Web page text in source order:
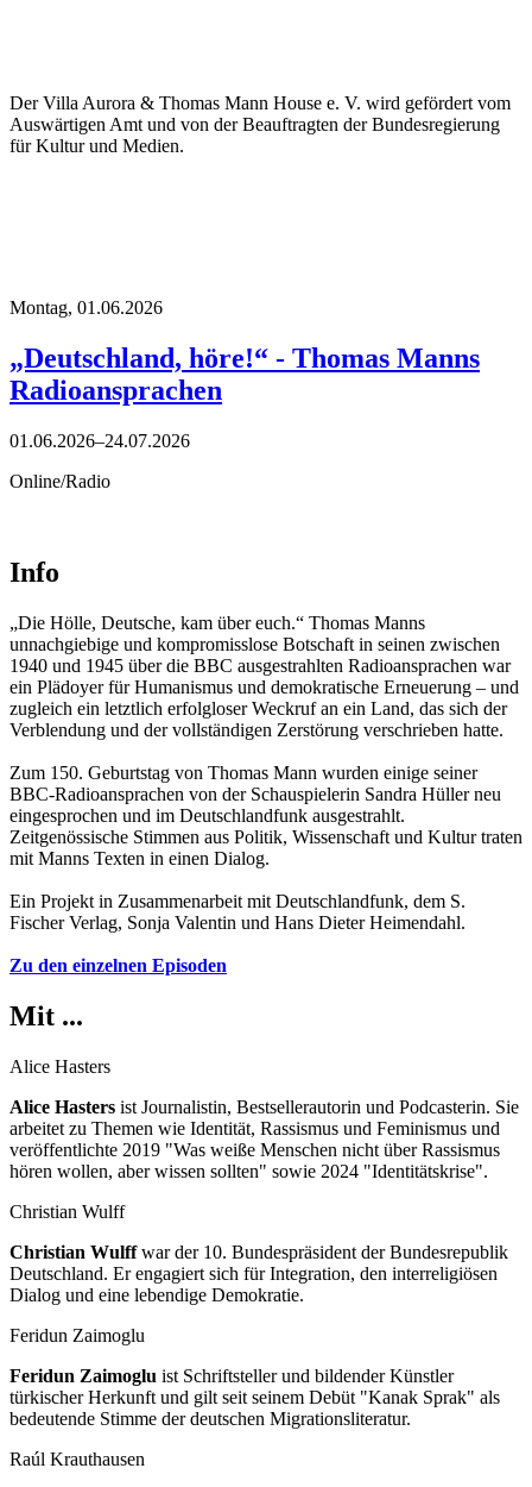
Der Villa Aurora & Thomas Mann House e. V. wird gefördert vom
Auswärtigen Amt und von der Beauftragten der Bundesregierung
für Kultur und Medien.
Montag, 01.06.2026
„Deutschland, höre!“ - Thomas Manns
Radioansprachen
01.06.2026–24.07.2026
Online/Radio
Info
„Die Hölle, Deutsche, kam über euch.“ Thomas Manns
unnachgiebige und kompromisslose Botschaft in seinen zwischen
1940 und 1945 über die BBC ausgestrahlten Radioansprachen war
ein Plädoyer für Humanismus und demokratische Erneuerung – und
zugleich ein letztlich erfolgloser Weckruf an ein Land, das sich der
Verblendung und der vollständigen Zerstörung verschrieben hatte.
Zum 150. Geburtstag von Thomas Mann wurden einige seiner
BBC-Radioansprachen von der Schauspielerin Sandra Hüller neu
eingesprochen und im Deutschlandfunk ausgestrahlt.
Zeitgenössische Stimmen aus Politik, Wissenschaft und Kultur traten
mit Manns Texten in einen Dialog.
Ein Projekt in Zusammenarbeit mit Deutschlandfunk, dem S.
Fischer Verlag, Sonja Valentin und Hans Dieter Heimendahl.
Zu den einzelnen Episoden
Mit ...
Alice Hasters
Alice Hasters ist Journalistin, Bestsellerautorin und Podcasterin. Sie
arbeitet zu Themen wie Identität, Rassismus und Feminismus und
veröffentlichte 2019 "Was weiße Menschen nicht über Rassismus
hören wollen, aber wissen sollten" sowie 2024 "Identitätskrise".
Christian Wulff
Christian Wulffwar der 10. Bundespräsident der Bundesrepublik
Deutschland. Er engagiert sich für Integration, den interreligiösen
Dialog und eine lebendige Demokratie.
Feridun Zaimoglu
Feridun Zaimoglu ist Schriftsteller und bildender Künstler
türkischer Herkunft und gilt seit seinem Debüt "Kanak Sprak" als
bedeutende Stimme der deutschen Migrationsliteratur.
Raúl Krauthausen